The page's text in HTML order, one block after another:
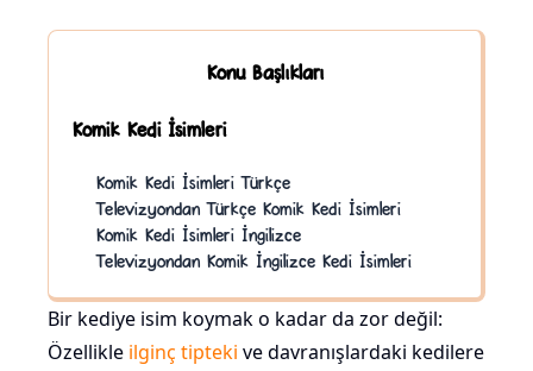
Konu Başlıkları
Komik Kedi İsimleri
Komik Kedi İsimleri Türkçe
Televizyondan Türkçe Komik Kedi İsimleri
Komik Kedi İsimleri İngilizce
Televizyondan Komik İngilizce Kedi İsimleri
Bir kediye isim koymak o kadar da zor değil:
Özellikle ilginç tipteki ve davranışlardaki kedilere